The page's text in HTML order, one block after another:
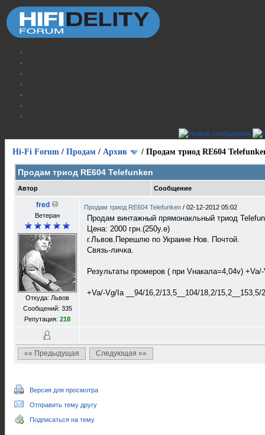
Hi-Fi Forum / Продам / Архив / Продам триод RE604
Продам триод RE604 Telefunken
Автор Сообщение
fred
Ветеран
Откуда: Львов
Сообщений: 335
Репутация: 218
Продам триод RE604 Telefunken / 02-12-2012 05:02
Продам винтажный прямонакльный триод
Цена: 2000 грн.(250у.е)
г.Львов.Перешлю по Украине Нов. Почтой.
Связь-личка.
Результаты промеров ( при Vнакала=4,04v)
+Va/-Vg/Ia __94/16,2/13,5__104/18,2/
«« Предыдущая Следующая »»
Версия для просмотра
Отправить тему другу
Подписаться на тему